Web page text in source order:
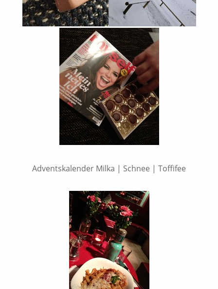
Adventskalender Milka | Schnee | Toffifee